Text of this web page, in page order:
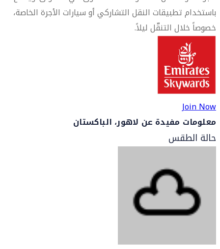
باستخدام تطبيقات النقل التشاركي أو سيارات الأجرة الخاصة،
خصوصاً خلال التنقّل ليلاً.
Join Now
معلومات مفيدة عن لاهور، الباكستان
حالة الطقس